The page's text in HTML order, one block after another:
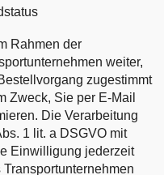
Rahmen der
weiter,
zugestimmt
Zweck, Sie per E-Mail
Die Verarbeitung
1 lit. a DSGVO mit
Einwilligung jederzeit